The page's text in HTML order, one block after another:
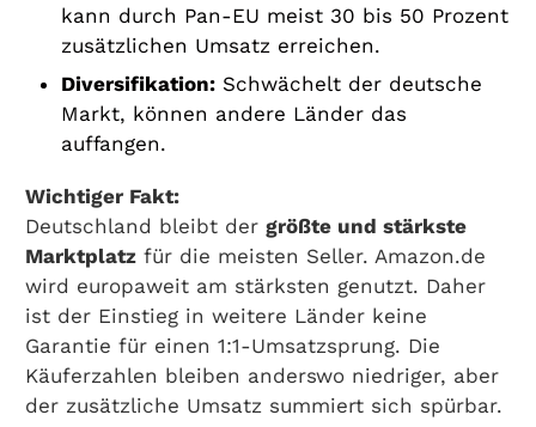
kann durch Pan-EU meist 30 bis 50 Prozent
zusätzlichen Umsatz erreichen.
Diversifikation:Schwächelt der deutsche
Markt, können andere Länder das
auffangen.
Wichtiger Fakt:
Deutschland bleibt der größte und stärkste
Marktplatzfür die meisten Seller. Amazon.de
wird europaweit am stärksten genutzt. Daher
ist der Einstieg in weitere Länder keine
Garantie für einen 1:1-Umsatzsprung. Die
Käuferzahlen bleiben anderswo niedriger, aber
der zusätzliche Umsatz summiert sich spürbar.